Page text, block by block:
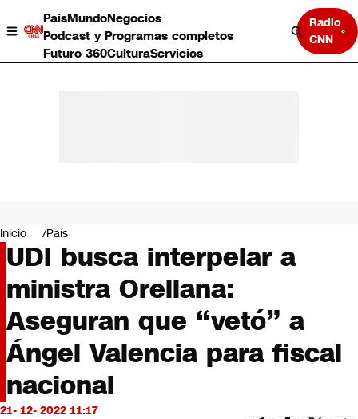
PaísMundoNegocios
Podcast y Programas completos
Futuro 360CulturaServicios
Radio
CNN
Negocios
Deportes
Programas completos
Cultura
Servicios
Bits
CNN Data
CNN tiempo
Futuro 360
Opinión
Inicio País
UDI busca interpelar a
ministra Orellana:
Aseguran que “vetó” a
Ángel Valencia para fiscal
nacional
21- 12- 2022 11:17